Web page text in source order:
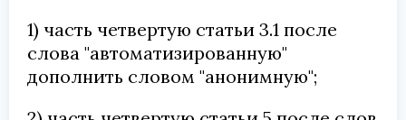
1) часть четвертую статьи 3.1 после
слова "автоматизированную"
дополнить словом "анонимную";